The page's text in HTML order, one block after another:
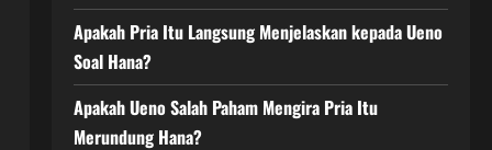
Apakah Pria Itu Langsung Menjelaskan kepada Ueno
Soal Hana?
Apakah Ueno Salah Paham Mengira Pria Itu
Merundung Hana?